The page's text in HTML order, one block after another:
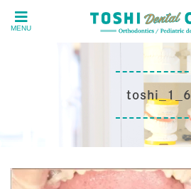
MENU
toshi_1_6